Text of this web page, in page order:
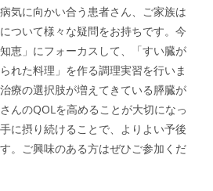
気に向かい合う患者さん、ご家族は
ついて様々な疑問をお持ちです。今
恵」にフォーカスして、「すい臓が
れた料理」を作る調理実習を行いま
療の選択肢が増えてきている膵臓が
んのQOLを高めることが大切になっ
に摂り続けることで、よりよい予後
。ご興味のある方はぜひご参加くだ